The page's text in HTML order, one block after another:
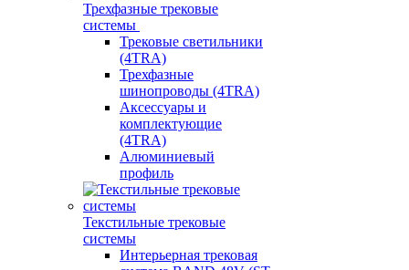
Трехфазные трековые
системы
Трековые светильники
(4TRA)
Трехфазные
шинопроводы (4TRA)
Аксессуары и
комплектующие
(4TRA)
Алюминиевый
профиль
Текстильные трековые
системы
Интерьерная трековая